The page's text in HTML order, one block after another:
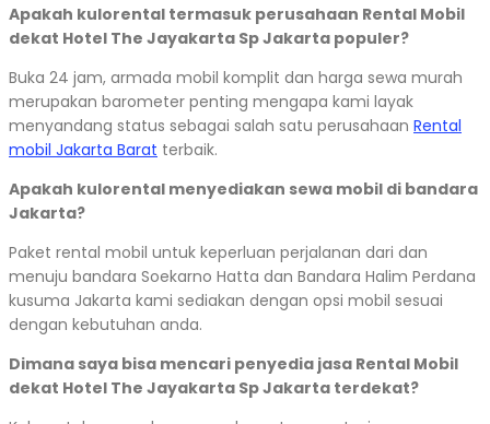
Apakah kulorental termasuk perusahaan Rental Mobil
dekat Hotel The Jayakarta Sp Jakarta populer?
Buka 24 jam, armada mobil komplit dan harga sewa murah
merupakan barometer penting mengapa kami layak
menyandang status sebagai salah satu perusahaan Rental
mobil Jakarta Barat terbaik.
Apakah kulorental menyediakan sewa mobil di bandara
Jakarta?
Paket rental mobil untuk keperluan perjalanan dari dan
menuju bandara Soekarno Hatta dan Bandara Halim Perdana
kusuma Jakarta kami sediakan dengan opsi mobil sesuai
dengan kebutuhan anda.
Dimana saya bisa mencari penyedia jasa Rental Mobil
dekat Hotel The Jayakarta Sp Jakarta terdekat?